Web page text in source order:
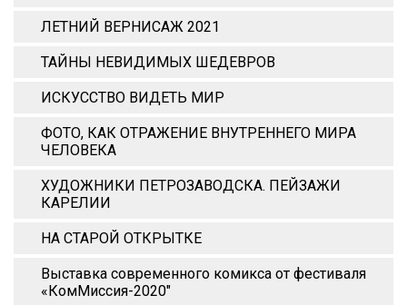
ЛЕТНИЙ ВЕРНИСАЖ 2021
ТАЙНЫ НЕВИДИМЫХ ШЕДЕВРОВ
ИСКУССТВО ВИДЕТЬ МИР
ФОТО, КАК ОТРАЖЕНИЕ ВНУТРЕННЕГО МИРА
ЧЕЛОВЕКА
ХУДОЖНИКИ ПЕТРОЗАВОДСКА. ПЕЙЗАЖИ
КАРЕЛИИ
НА СТАРОЙ ОТКРЫТКЕ
Выставка современного комикса от фестиваля
«КомМиссия-2020"